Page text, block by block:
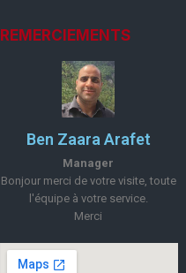
REMERCIEMENTS
Ben Zaara Arafet
Manager
Bonjour merci de votre visite, toute
l'équipe à votre service.
Merci